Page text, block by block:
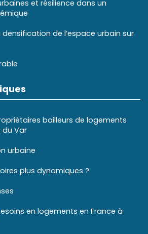
et résilience dans un
densification de l’espace urbain sur
bailleurs de logements
Var
urbaine
plus dynamiques ?
en logements en France à